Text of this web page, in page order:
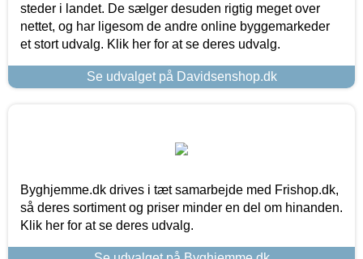
steder i landet. De sælger desuden rigtig meget over
nettet, og har ligesom de andre online byggemarkeder
et stort udvalg. Klik her for at se deres udvalg.
Se udvalget på Davidsenshop.dk
Byghjemme.dk drives i tæt samarbejde med Frishop.dk,
så deres sortiment og priser minder en del om hinanden.
Klik her for at se deres udvalg.